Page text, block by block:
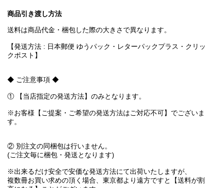
商品引き渡し方法
送料は商品代金・梱包した際の大きさで異なります。
【発送方法 : 日本郵便 ゆうパック・レターパックプラス・クリッ
クポスト】
◆ ご注意事項 ◆
① 【当店指定の発送方法】のみとなります。
※お客様【ご提案・ご希望の発送方法はご対応不可】でございま
す。
② 別注文の同梱包は行いません。
(ご注文毎に梱包・発送となります)
※出来るだけ安全で安価な発送方法にて出荷いたしますが、
複数冊お買い求めの頂く場合、東京都より遠方ですと【送料が割